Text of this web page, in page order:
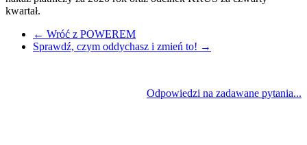
kwartał.
← Wróć z POWEREM
Sprawdź, czym oddychasz i zmień to! →
Odpowiedzi na zadawane pytania...